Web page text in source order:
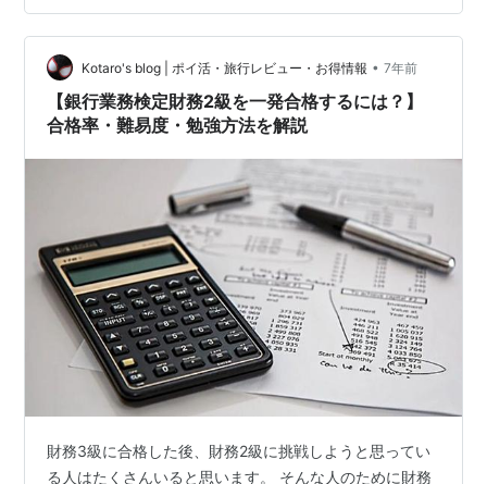
ップにつながる資格を紹介していきます。 この記事では
以下のような悩みを解決するよ！ ◆この記事で解決する
悩み◆ 金融業界で働く上で資格って必要なの？ 会社から
の推奨資格は多いけど、どの資格を取…
Kotaro's blog | ポイ活・旅行レビュー・お得情報 • 7年前
【銀行業務検定財務2級を一発合格するには？】
合格率・難易度・勉強方法を解説
財務3級に合格した後、財務2級に挑戦しようと思ってい
る人はたくさんいると思います。 そんな人のために財務